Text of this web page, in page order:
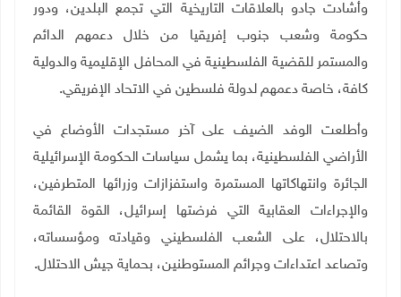
وأشادت جادو بالعلاقات التاريخية التي تجمع البلدين، ودور
حكومة وشعب جنوب إفريقيا من خلال دعمهم الدائم
والمستمر للقضية الفلسطينية في المحافل الإقليمية والدولية
كافة، خاصة دعمهم لدولة فلسطين في الاتحاد الإفريقي.
وأطلعت الوفد الضيف على آخر مستجدات الأوضاع في
الأراضي الفلسطينية، بما يشمل سياسات الحكومة الإسرائيلية
الجائرة وانتهاكاتها المستمرة واستفزازات وزرائها المتطرفين،
والإجراءات العقابية التي فرضتها إسرائيل، القوة القائمة
بالاحتلال، على الشعب الفلسطيني وقيادته ومؤسساته،
وتصاعد اعتداءات وجرائم المستوطنين، بحماية جيش الاحتلال.